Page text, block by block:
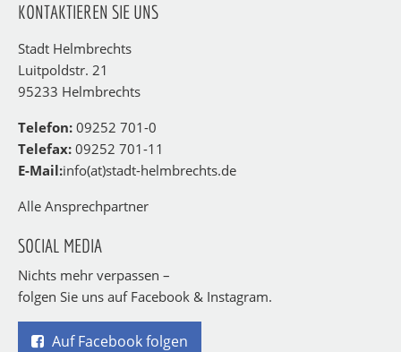
KONTAKTIEREN SIE UNS
Stadt Helmbrechts
Luitpoldstr. 21
95233 Helmbrechts
Telefon: 09252 701-0
Telefax: 09252 701-11
E-Mail:info(at)stadt-helmbrechts.de
Alle Ansprechpartner
SOCIAL MEDIA
Nichts mehr verpassen –
folgen Sie uns auf Facebook & Instagram.
Auf Facebook folgen